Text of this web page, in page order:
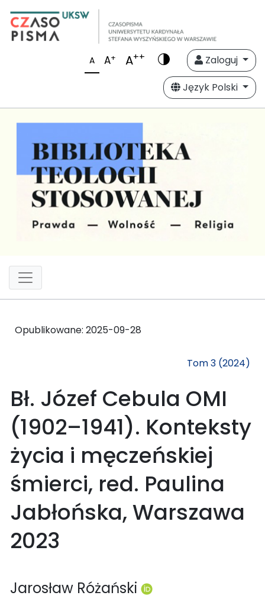
A A+ A++
Zaloguj
Język Polski
Opublikowane: 2025-09-28
Tom 3 (2024)
Bł. Józef Cebula OMI
(1902–1941). Konteksty
życia i męczeńskiej
śmierci, red. Paulina
Jabłońska, Warszawa
2023
Jarosław Różański